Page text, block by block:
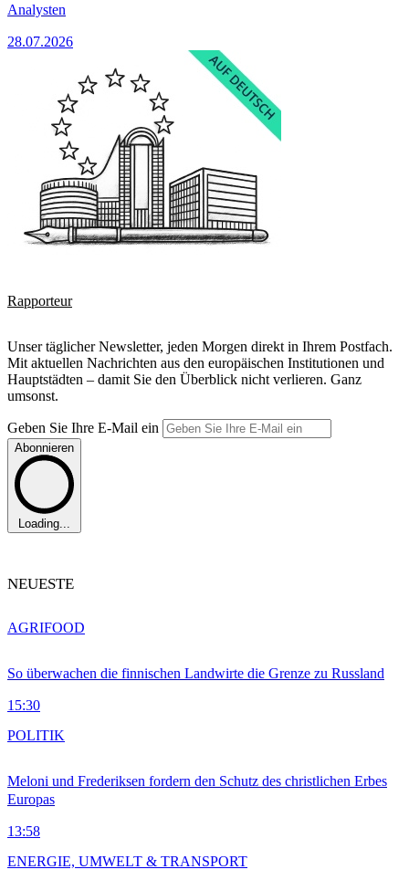
Analysten
28.07.2026
Rapporteur
Unser täglicher Newsletter, jeden Morgen direkt in Ihrem Postfach.
Mit aktuellen Nachrichten aus den europäischen Institutionen und
Hauptstädten – damit Sie den Überblick nicht verlieren. Ganz
umsonst.
Geben Sie Ihre E-Mail ein
Abonnieren
Loading...
NEUESTE
So überwachen die finnischen Landwirte die Grenze zu Russland
15:30
AGRIFOOD
Meloni und Frederiksen fordern den Schutz des christlichen Erbes
Europas
13:58
POLITIK
ENERGIE, UMWELT & TRANSPORT